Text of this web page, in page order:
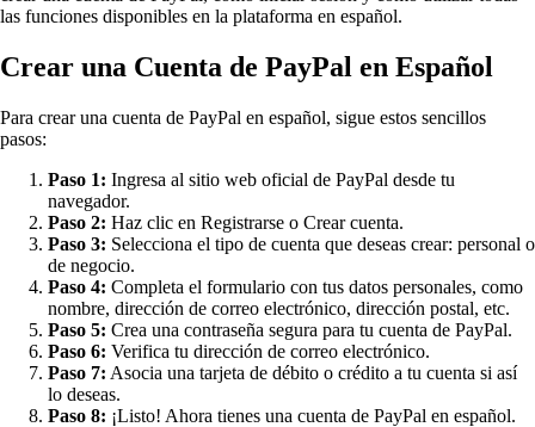
las funciones disponibles en la plataforma en español.
Crear una Cuenta de PayPal en Español
Para crear una cuenta de PayPal en español, sigue estos sencillos
pasos:
Paso 1: Ingresa al sitio web oficial de PayPal desde tu
navegador.
Paso 2: Haz clic en Registrarse o Crear cuenta.
Paso 3: Selecciona el tipo de cuenta que deseas crear: personal o
de negocio.
Paso 4: Completa el formulario con tus datos personales, como
nombre, dirección de correo electrónico, dirección postal, etc.
Paso 5: Crea una contraseña segura para tu cuenta de PayPal.
Paso 6: Verifica tu dirección de correo electrónico.
Paso 7: Asocia una tarjeta de débito o crédito a tu cuenta si así
lo deseas.
Paso 8: ¡Listo! Ahora tienes una cuenta de PayPal en español.